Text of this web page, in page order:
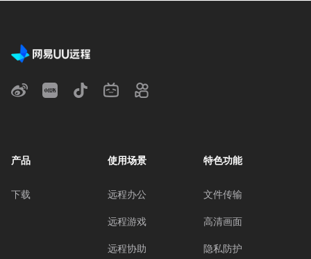
产品
下载
使用场景
远程办公
远程游戏
远程协助
特色功能
文件传输
高清画面
隐私防护